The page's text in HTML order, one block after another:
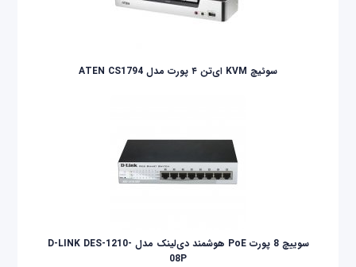
سوئیچ KVM ای‌تن ۴ پورت مدل ATEN CS1794
سوییچ 8 پورت PoE هوشمند دی‌لینک مدل D-LINK DES-1210-
08P